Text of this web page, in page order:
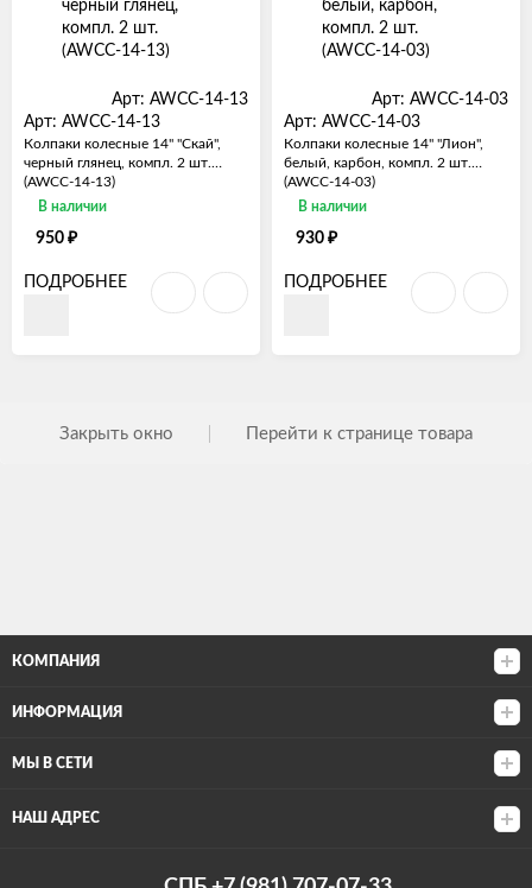
Арт: AWCC-14-13
Арт: AWCC-14-13
Колпаки колесные 14" "Скай",
черный глянец, компл. 2 шт.
(AWCC-14-13)
В наличии
950 ₽
ПОДРОБНЕЕ
Арт: AWCC-14-03
Арт: AWCC-14-03
Колпаки колесные 14" "Лион",
белый, карбон, компл. 2 шт.
(AWCC-14-03)
В наличии
930 ₽
ПОДРОБНЕЕ
Закрыть окно Перейти к странице товара
КОМПАНИЯ
ИНФОРМАЦИЯ
МЫ В СЕТИ
НАШ АДРЕС